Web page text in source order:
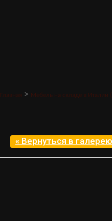
Главная > Мебель на складе в Италии
« Вернуться в галерею